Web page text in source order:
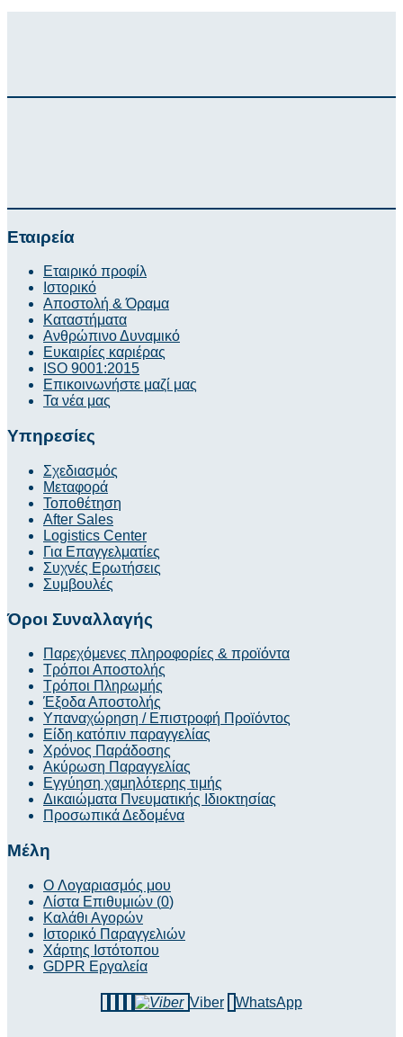
Εταιρεία
Εταιρικό προφίλ
Ιστορικό
Αποστολή & Όραμα
Καταστήματα
Ανθρώπινο Δυναμικό
Ευκαιρίες καριέρας
ISO 9001:2015
Επικοινωνήστε μαζί μας
Τα νέα μας
Υπηρεσίες
Σχεδιασμός
Μεταφορά
Τοποθέτηση
After Sales
Logistics Center
Για Επαγγελματίες
Συχνές Ερωτήσεις
Συμβουλές
Όροι Συναλλαγής
Παρεχόμενες πληροφορίες & προϊόντα
Τρόποι Αποστολής
Τρόποι Πληρωμής
Έξοδα Αποστολής
Υπαναχώρηση / Επιστροφή Προϊόντος
Είδη κατόπιν παραγγελίας
Χρόνος Παράδοσης
Ακύρωση Παραγγελίας
Εγγύηση χαμηλότερης τιμής
Δικαιώματα Πνευματικής Ιδιοκτησίας
Προσωπικά Δεδομένα
Μέλη
O Λογαριασμός μου
Λίστα Επιθυμιών (0)
Καλάθι Αγορών
Ιστορικό Παραγγελιών
Χάρτης Ιστότοπου
GDPR Εργαλεία
Viber WhatsApp